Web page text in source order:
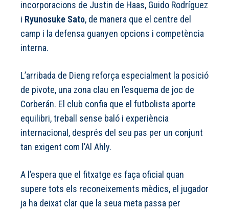
incorporacions de Justin de Haas, Guido Rodríguez
i Ryunosuke Sato, de manera que el centre del
camp i la defensa guanyen opcions i competència
interna.
L’arribada de Dieng reforça especialment la posició
de pivote, una zona clau en l’esquema de joc de
Corberán. El club confia que el futbolista aporte
equilibri, treball sense baló i experiència
internacional, després del seu pas per un conjunt
tan exigent com l’Al Ahly.
A l’espera que el fitxatge es faça oficial quan
supere tots els reconeixements mèdics, el jugador
ja ha deixat clar que la seua meta passa per